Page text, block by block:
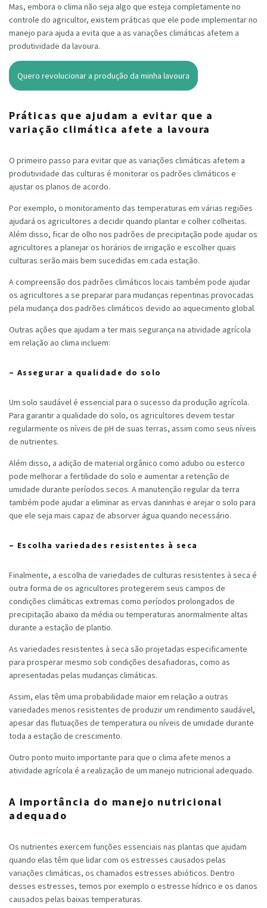
Mas, embora o clima não seja algo que esteja completamente no
controle do agricultor, existem práticas que ele pode implementar no
manejo para ajuda a evita que a as variações climáticas afetem a
produtividade da lavoura.
Quero revolucionar a produção da minha lavoura
Práticas que ajudam a evitar que a
variação climática afete a lavoura
O primeiro passo para evitar que as variações climáticas afetem a
produtividade das culturas é monitorar os padrões climáticos e
ajustar os planos de acordo.
Por exemplo, o monitoramento das temperaturas em várias regiões
ajudará os agricultores a decidir quando plantar e colher colheitas.
Além disso, ficar de olho nos padrões de precipitação pode ajudar os
agricultores a planejar os horários de irrigação e escolher quais
culturas serão mais bem sucedidas em cada estação.
A compreensão dos padrões climáticos locais também pode ajudar
os agricultores a se preparar para mudanças repentinas provocadas
pela mudança dos padrões climáticos devido ao aquecimento global.
Outras ações que ajudam a ter mais segurança na atividade agrícola
em relação ao clima incluem:
– Assegurar a qualidade do solo
Um solo saudável é essencial para o sucesso da produção agrícola.
Para garantir a qualidade do solo, os agricultores devem testar
regularmente os níveis de pH de suas terras, assim como seus níveis
de nutrientes.
Além disso, a adição de material orgânico como adubo ou esterco
pode melhorar a fertilidade do solo e aumentar a retenção de
umidade durante períodos secos. A manutenção regular da terra
também pode ajudar a eliminar as ervas daninhas e arejar o solo para
que ele seja mais capaz de absorver água quando necessário.
– Escolha variedades resistentes à seca
Finalmente, a escolha de variedades de culturas resistentes à seca é
outra forma de os agricultores protegerem seus campos de
condições climáticas extremas como períodos prolongados de
precipitação abaixo da média ou temperaturas anormalmente altas
durante a estação de plantio.
As variedades resistentes à seca são projetadas especificamente
para prosperar mesmo sob condições desafiadoras, como as
apresentadas pelas mudanças climáticas.
Assim, elas têm uma probabilidade maior em relação a outras
variedades menos resistentes de produzir um rendimento saudável,
apesar das flutuações de temperatura ou níveis de umidade durante
toda a estação de crescimento.
Outro ponto muito importante para que o clima afete menos a
atividade agrícola é a realização de um manejo nutricional adequado.
A importância do manejo nutricional
adequado
Os nutrientes exercem funções essenciais nas plantas que ajudam
quando elas têm que lidar com os estresses causados pelas
variações climáticas, os chamados estresses abióticos. Dentro
desses estresses, temos por exemplo o estresse hídrico e os danos
causados pelas baixas temperaturas.